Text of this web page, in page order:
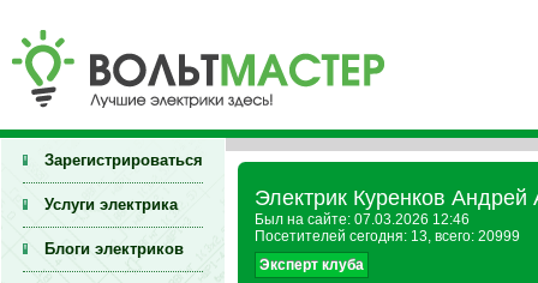
Зарегистрироваться
Услуги электрика
Блоги электриков
Электрик Куренков Андрей
Был на сайте: 07.03.2026 12:46
Посетителей сегодня: 13, всего: 20999
Эксперт клуба